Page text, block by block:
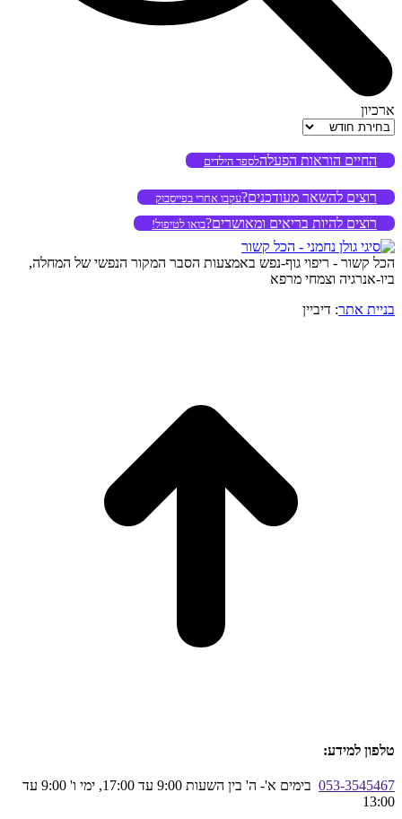
ארכיון
ארכיון
החיים הוראות הפעלהלספר הילדים
רוצים להשאר מעודכנים?עקבו אחרי בפייסבוק
רוצים להיות בריאים ומאושרים?בואו לטיפול!
הכל קשור - ריפוי גוף-נפש באמצעות הסבר המקור הנפשי של המחלה,
ביו-אנרגיה וצמחי מרפא
בניית אתר: דיביין
טלפון למידע:
053-3545467
בימים א'- ה' בין השעות 9:00 עד 17:00, ימי ו' 9:00 עד
13:00